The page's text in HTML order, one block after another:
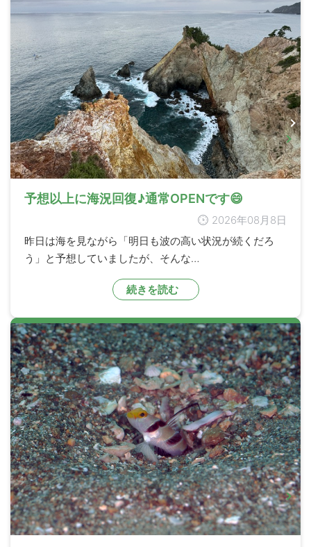
予想以上に海況回復♪通常OPENです😄
2026年08月8日
昨日は海を見ながら「明日も波の高い状況が続くだろ
う」と予想していましたが、そんな…
続きを読む